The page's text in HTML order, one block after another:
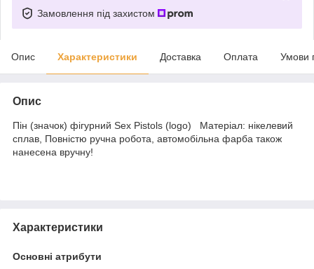
Замовлення під захистом
Опис Характеристики Доставка Оплата Умови
Опис
Пін (значок) фігурний Sex Pistols (logo) Матеріал: нікелевий
сплав, Повністю ручна робота, автомобільна фарба також
нанесена вручну!
Характеристики
Основні атрибути